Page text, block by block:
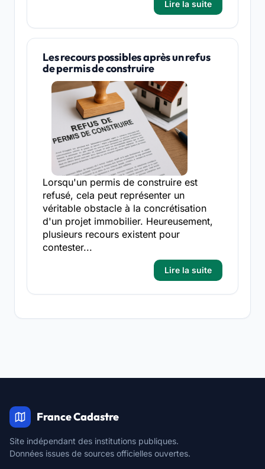
Lire la suite
Les recours possibles après un refus
de permis de construire
Lorsqu'un permis de construire est
refusé, cela peut représenter un
véritable obstacle à la concrétisation
d'un projet immobilier. Heureusement,
plusieurs recours existent pour
contester...
Lire la suite
France Cadastre
Site indépendant des institutions publiques.
Données issues de sources officielles ouvertes.